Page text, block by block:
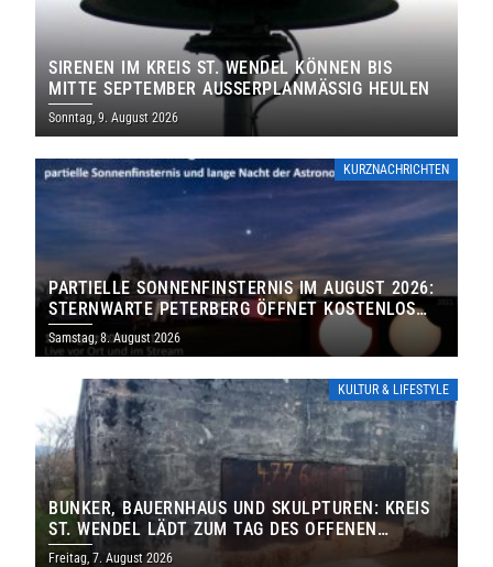
SIRENEN IM KREIS ST. WENDEL KÖNNEN BIS
MITTE SEPTEMBER AUSSERPLANMÄSSIG HEULEN
Sonntag, 9. August 2026
KURZNACHRICHTEN
PARTIELLE SONNENFINSTERNIS IM AUGUST 2026:
STERNWARTE PETERBERG ÖFFNET KOSTENLOS
IHRE TORE
Samstag, 8. August 2026
KULTUR & LIFESTYLE
BUNKER, BAUERNHAUS UND SKULPTUREN: KREIS
ST. WENDEL LÄDT ZUM TAG DES OFFENEN
DENKMALS EIN
Freitag, 7. August 2026